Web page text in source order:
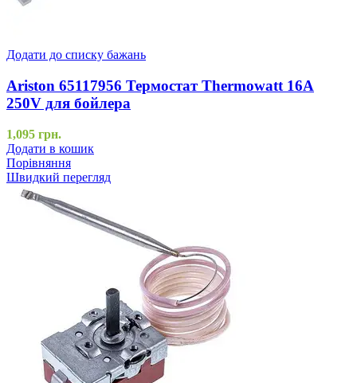
Додати до списку бажань
Ariston 65117956 Термостат Thermowatt 16A
250V для бойлера
1,095 грн.
Додати в кошик
Порівняння
Швидкий перегляд